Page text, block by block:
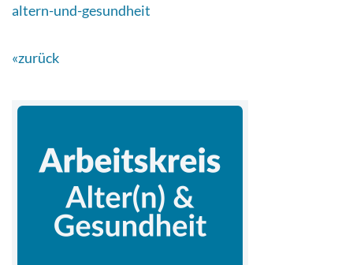
altern-und-gesundheit
«zurück